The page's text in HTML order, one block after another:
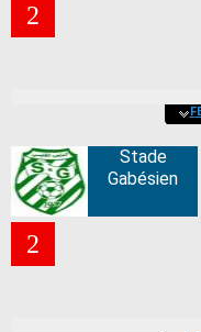
2
Stade
Gabésien
2